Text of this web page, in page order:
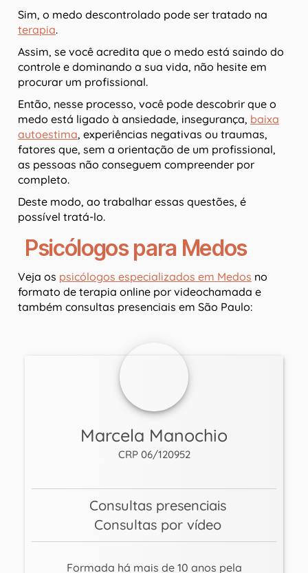
Sim, o medo descontrolado pode ser tratado na
terapia.
Assim, se você acredita que o medo está saindo do
controle e dominando a sua vida, não hesite em
procurar um profissional.
Então, nesse processo, você pode descobrir que o
medo está ligado à ansiedade, insegurança, baixa
autoestima, experiências negativas ou traumas,
fatores que, sem a orientação de um profissional,
as pessoas não conseguem compreender por
completo.
Deste modo, ao trabalhar essas questões, é
possível tratá-lo.
Psicólogos para Medos
Veja os psicólogos especializados em Medos no
formato de terapia online por videochamada e
também consultas presenciais em São Paulo:
Marcela Manochio
CRP 06/120952
Consultas presenciais
Consultas por vídeo
Formada há mais de 10 anos pela